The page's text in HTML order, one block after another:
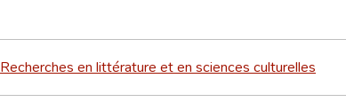
Recherches en littérature et en sciences culturelles